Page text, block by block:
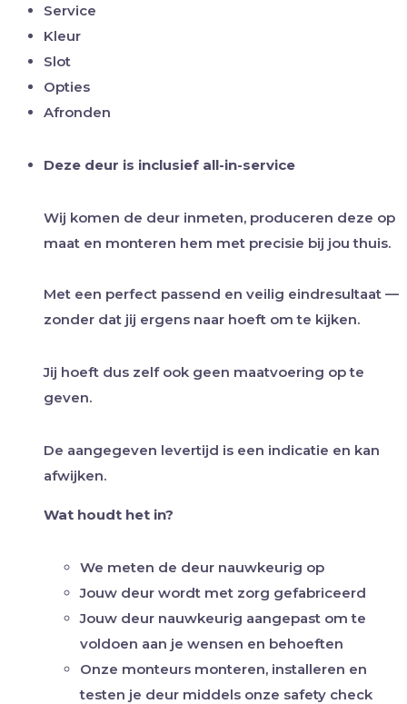
Service
Kleur
Slot
Opties
Afronden
Deze deur is inclusief all-in-service
Wij komen de deur inmeten, produceren deze op
maat en monteren hem met precisie bij jou thuis.
Met een perfect passend en veilig eindresultaat —
zonder dat jij ergens naar hoeft om te kijken.
Jij hoeft dus zelf ook geen maatvoering op te
geven.
De aangegeven levertijd is een indicatie en kan
afwijken.
Wat houdt het in?
We meten de deur nauwkeurig op
Jouw deur wordt met zorg gefabriceerd
Jouw deur nauwkeurig aangepast om te
voldoen aan je wensen en behoeften
Onze monteurs monteren, installeren en
testen je deur middels onze safety check